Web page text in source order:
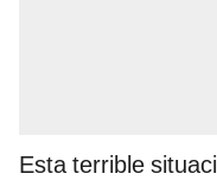
Esta terrible